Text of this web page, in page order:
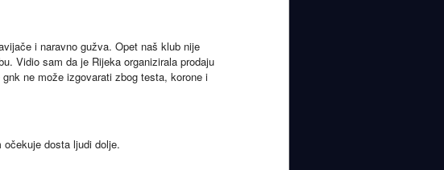
i naravno gužva. Opet naš klub nije
Vidio sam da je Rijeka organizirala prodaju
ne može izgovarati zbog testa, korone i
dosta ljudi dolje.